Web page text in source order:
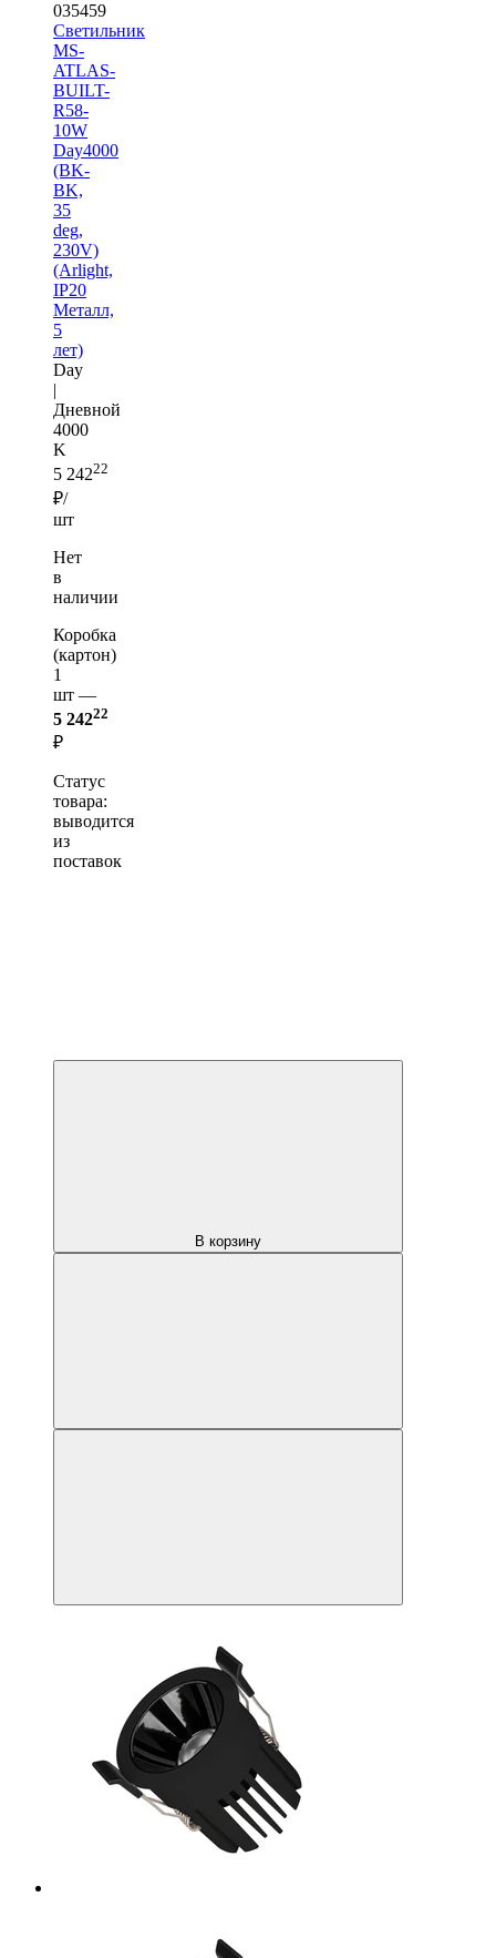
035459
Светильник
MS-
ATLAS-
BUILT-
R58-
10W
Day4000
(BK-
BK,
35
deg,
230V)
(Arlight,
IP20
Металл,
5
лет)
Day
|
Дневной
4000
K
5 24222
₽/
шт
Нет
в
наличии
Коробка
(картон)
1
шт —
5 24222
₽
Статус
товара:
выводится
из
поставок
В корзину